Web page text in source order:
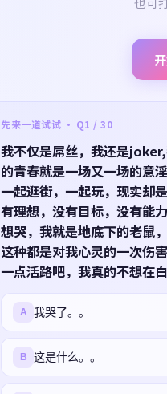
先来一道试试 · Q1 / 30
我不仅是屌丝，我还是
的青春就是一场又一场的意
一起逛街，一起玩，现实却
有理想，没有目标，没有能
想哭，我就是地底下的老鼠
这种都是对我心灵的一次伤
一点活路吧，我真的不想在
A 我哭了。。
B 这是什么。。